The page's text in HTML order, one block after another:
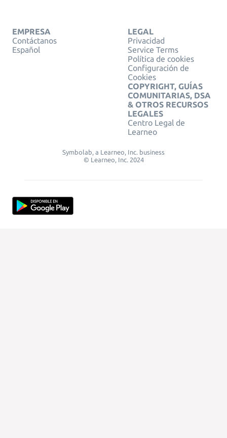
EMPRESA
Contáctanos
Español
LEGAL
Privacidad
Service Terms
Política de cookies
Configuración de
Cookies
COPYRIGHT, GUÍAS
COMUNITARIAS, DSA
& OTROS RECURSOS
LEGALES
Centro Legal de
Learneo
Symbolab, a Learneo, Inc. business
© Learneo, Inc. 2024